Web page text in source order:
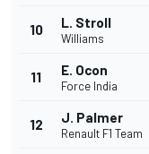
10 L. Stroll
Williams
11 E. Ocon
Force India
12 J. Palmer
Renault F1 Team